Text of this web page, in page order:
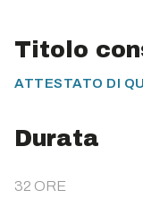
Titolo
ATTESTATO DI
Durata
32 ORE